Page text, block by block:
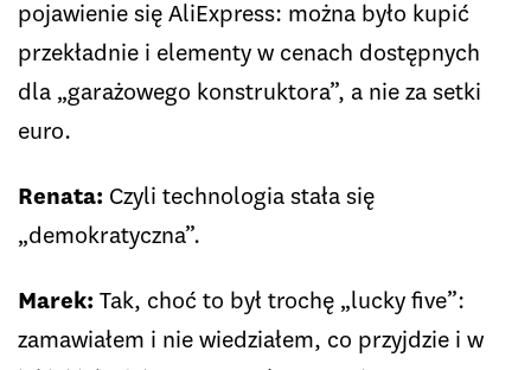
pojawienie się AliExpress: można było kupić
przekładnie i elementy w cenach dostępnych
dla „garażowego konstruktora”, a nie za setki
euro.
Renata: Czyli technologia stała się
„demokratyczna”.
Marek: Tak, choć to był trochę „lucky five”:
zamawiałem i nie wiedziałem, co przyjdzie i w